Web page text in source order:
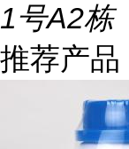
1号A2栋
推荐产品